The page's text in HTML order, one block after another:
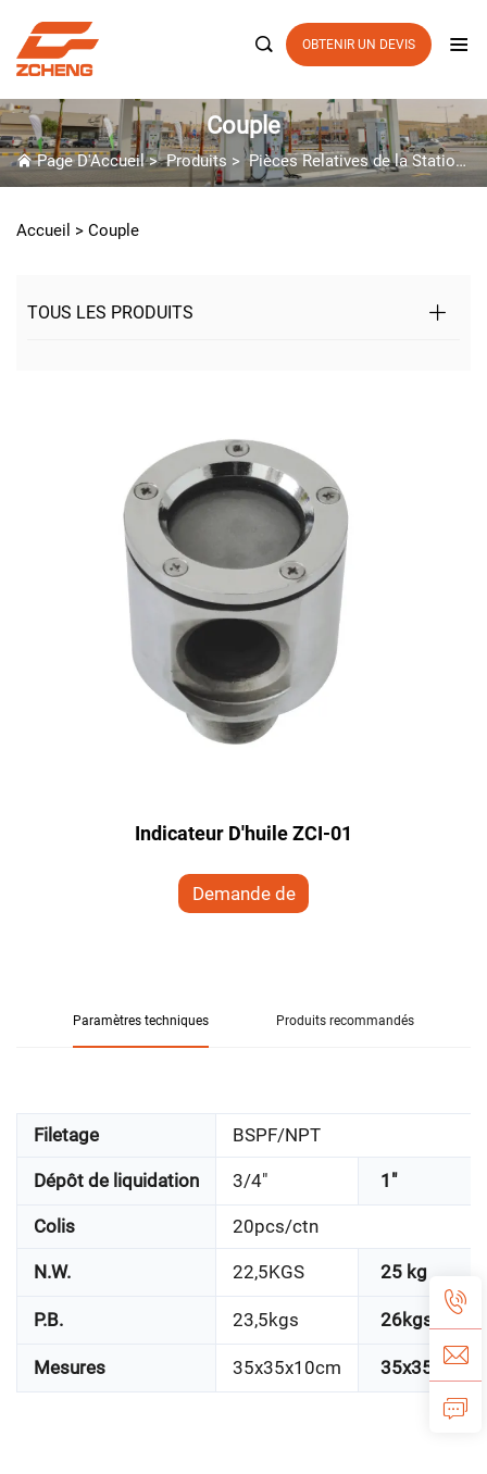
 OBTENIR UN DEVIS
Couple
Page D'Accueil>Produits >Pièces Relatives de la Station-Service
Accueil > Couple
TOUS LES PRODUITS
Indicateur D'huile ZCI-01
Demande de
Paramètres techniques Produits recommandés
Filetage BSPF/NPT
Dépôt de liquidation 3/4" 1"
Colis 20pcs/ctn
N.W. 22,5KGS 25 kg
P.B. 23,5kgs 26kgs
Mesures 35x35x10cm